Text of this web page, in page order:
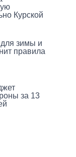
Курской
зимы и
правила
за 13